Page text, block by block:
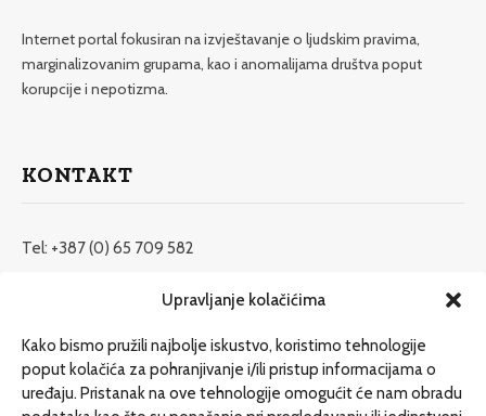
Upravljanje kolačićima
Kako bismo pružili najbolje iskustvo, koristimo tehnologije
poput kolačića za pohranjivanje i/ili pristup informacijama o
uređaju. Pristanak na ove tehnologije omogućit će nam obradu
Internet portal fokusiran na izvještavanje o ljudskim pravima,
marginalizovanim grupama, kao i anomalijama društva poput
korupcije i nepotizma.
KONTAKT
Tel: +387 (0) 65 709 582
redakcija@etrafika.net
Dosije